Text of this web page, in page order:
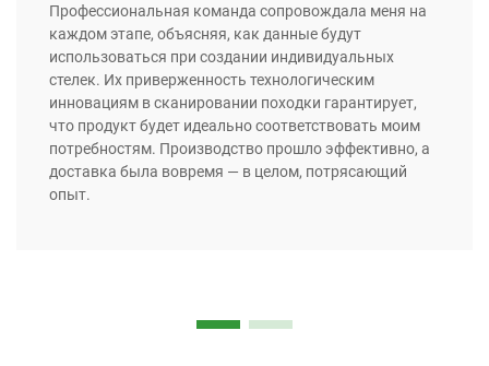
Профессиональная команда сопровождала меня на
каждом этапе, объясняя, как данные будут
использоваться при создании индивидуальных
стелек. Их приверженность технологическим
инновациям в сканировании походки гарантирует,
что продукт будет идеально соответствовать моим
потребностям. Производство прошло эффективно, а
доставка была вовремя — в целом, потрясающий
опыт.